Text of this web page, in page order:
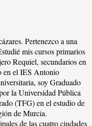
Pertenezco a una
mis cursos primarios
Requiel, secundarios en
en el IES Antonio
soy Graduado
la Universidad Pública
(TFG) en el estudio de
de Murcia.
de las cuatro ciudades